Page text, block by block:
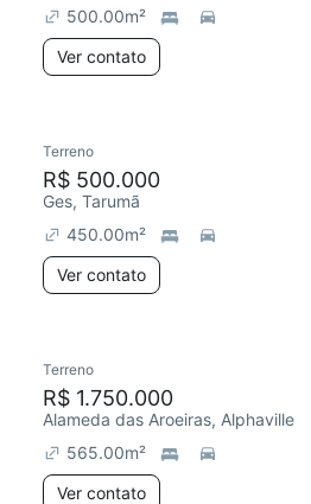
500.00m²
Ver contato
Terreno
R$ 500.000
Ges, Tarumã
450.00m²
Ver contato
Terreno
R$ 1.750.000
Alameda das Aroeiras, Alphaville
565.00m²
Ver contato